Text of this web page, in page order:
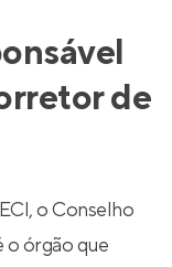
de
o Conselho
o órgão que